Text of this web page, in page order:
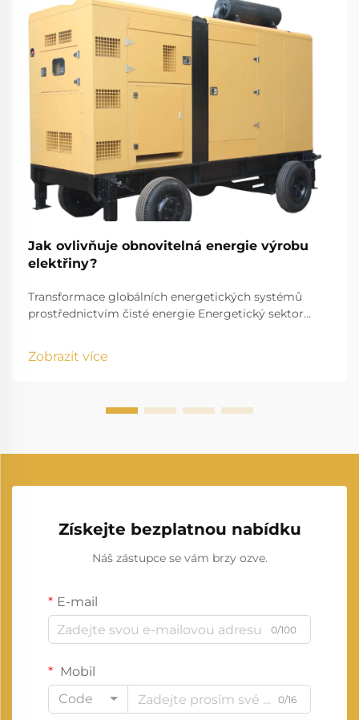
Jak ovlivňuje obnovitelná energie výrobu
elektřiny?
Transformace globálních energetických systémů
prostřednictvím čisté energie Energetický sektor
vyrábíme a spotřebováváme elektřinu. Tento posun
Zobrazit více
Získejte bezplatnou nabídku
Náš zástupce se vám brzy ozve.
E-mail
0/100
Mobil
Code
0/16